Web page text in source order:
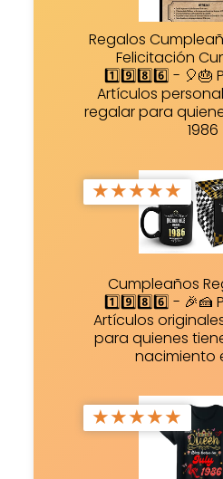
Regalos
Felicitación
1️⃣9️⃣8️⃣6️⃣ - 🎈🎂
Artículos
regalar para
1986
★★★★★
Cumpleaños
1️⃣9️⃣8️⃣6️⃣ - 🎉🍰
Artículos
para quienes
nacimiento
★★★★★